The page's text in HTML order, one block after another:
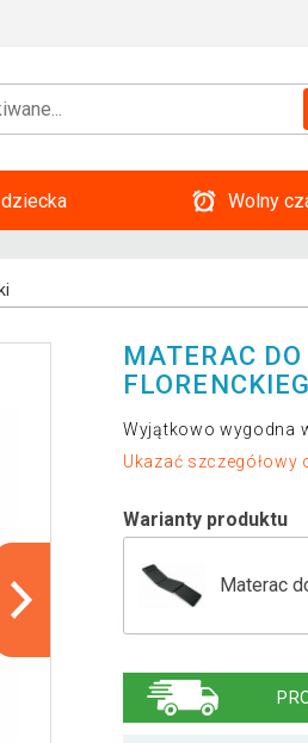
Wolny
MATERAC DO
Wyjątkowo wygodna
Ukazać szczegółowy
Warianty produktu
Materac